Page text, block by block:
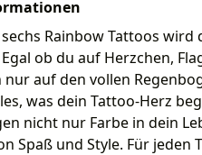
Rainbow Tattoos wird
ob du auf Herzchen,
auf den vollen
was dein Tattoo-Herz
nicht nur Farbe in dein
Spaß und Style. Für jeden